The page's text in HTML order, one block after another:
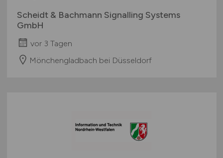
Scheidt & Bachmann Signalling Systems
GmbH
vor 3 Tagen
Mönchengladbach bei Düsseldorf